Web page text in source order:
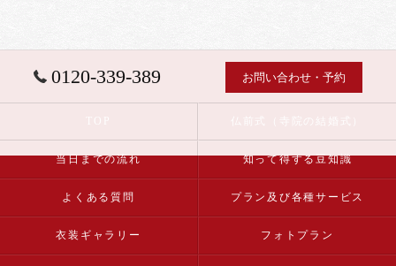
0120-339-389 お問い合わせ・予約
当日までの流れ 知って得する豆知識
よくある質問 プラン及び各種サービス
衣装ギャラリー フォトプラン